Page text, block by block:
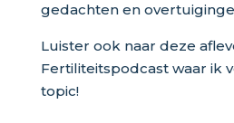
gedachten en
Luister ook naar deze
Fertiliteitspodcast waar ik
topic!